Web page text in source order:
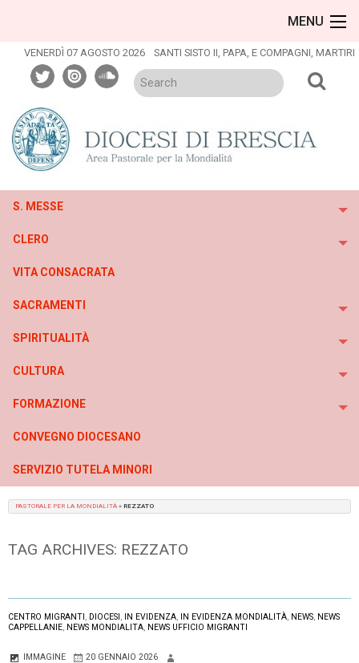
content
MENU
VENERDÌ 07 AGOSTO 2026 SANTI SISTO II, PAPA, E COMPAGNI, MARTIRI
twitterissuusoundcloud
S. MESSE
CLERO
VITA CONSACRATA
SACRAMENTI
SPIRITUALITÀ
CULTURA
FORMAZIONE
CONVEGNO DIOCESANO
SERVIZIO TUTELA MINORI
PASTORALE PER LA MONDIALITÀ » REZZATO
TAG ARCHIVES: REZZATO
CENTRO MIGRANTI DIOCESI IN EVIDENZA IN EVIDENZA MONDIALITÀ NEWS NEWS
CAPPELLANIE NEWS MONDIALITA NEWS UFFICIO MIGRANTI
IMMAGINE 20 GENNAIO 2026